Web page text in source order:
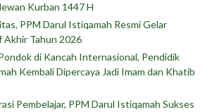
Kurban 1447 H
PPM Darul Istiqamah Resmi Gelar
Akhir Tahun 2026
di Kancah Internasional, Pendidik
Kembali Dipercaya Jadi Imam dan Khatib
Pembelajar, PPM Darul Istiqamah Sukses